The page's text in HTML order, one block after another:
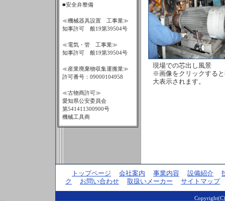
■安全弁整備
≪機械器具設置 工事業≫
知事許可 般19第39504号
≪電気・管 工事業≫
知事許可 般19第39504号
≪産業廃棄物収集運搬業≫
許可番号：09000104958
≪古物商許可≫
愛知県公安委員会
第541411300900号
機械工具商
現場での芯出し風景
※画像をクリックする
大表示されます。
トップページ 会社案内 事業内容 設備紹介
ク
お問い合わせ 取扱いメーカー サイトマップ